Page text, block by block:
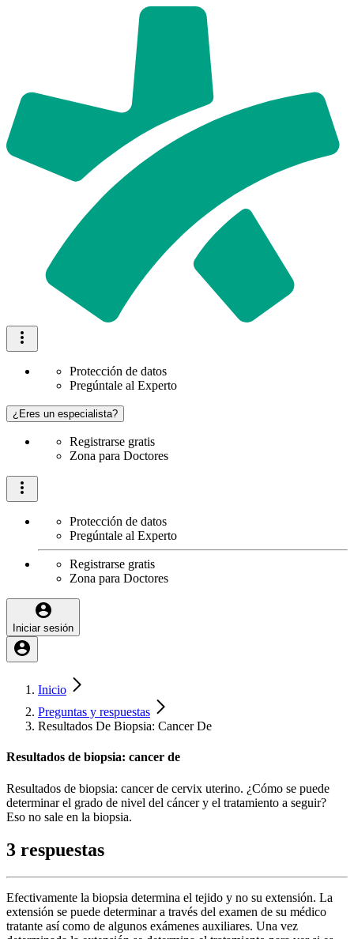
Protección de datos
Pregúntale al Experto
¿Eres un especialista?
Registrarse gratis
Zona para Doctores
Protección de datos
Pregúntale al Experto
Registrarse gratis
Zona para Doctores
Iniciar sesión
Inicio
Preguntas y respuestas
Resultados De Biopsia: Cancer De
Resultados de biopsia: cancer de
Resultados de biopsia: cancer de cervix uterino. ¿Cómo se puede
determinar el grado de nivel del cáncer y el tratamiento a seguir?
Eso no sale en la biopsia.
3 respuestas
Efectivamente la biopsia determina el tejido y no su extensión. La
extensión se puede determinar a través del examen de su médico
tratante así como de algunos exámenes auxiliares. Una vez